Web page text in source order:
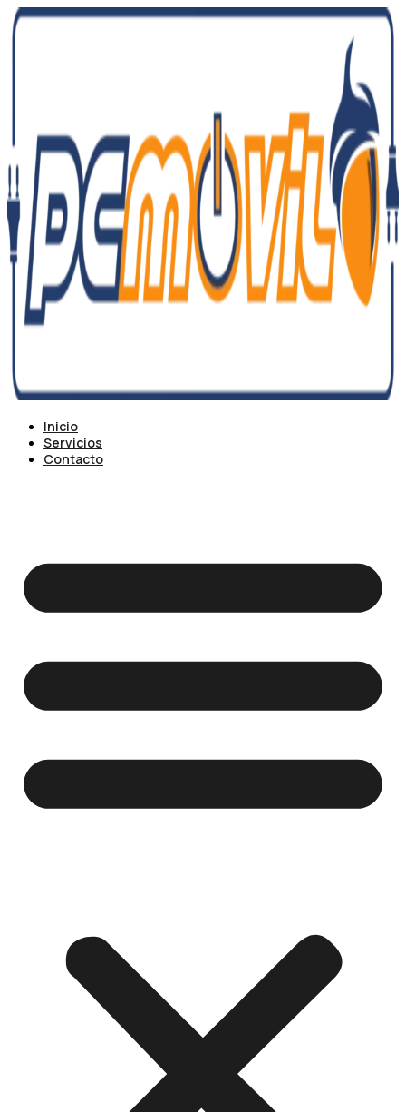
Ir
al
Inicio
Servicios
Contacto